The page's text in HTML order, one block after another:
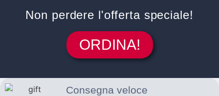
Non perdere l'offerta speciale!
ORDINA!
Consegna veloce